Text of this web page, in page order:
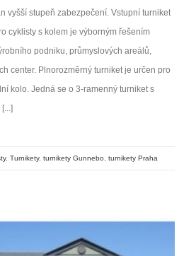
vyšší stupeň zabezpečení. Vstupní turniket
cyklisty s kolem je výborným řešením
podniku, průmyslových areálů,
center. Plnorozměrný turniket je určen pro
kolo. Jedná se o 3-ramenný turniket s
, Turnikety, turnikety Gunnebo turnikety Praha